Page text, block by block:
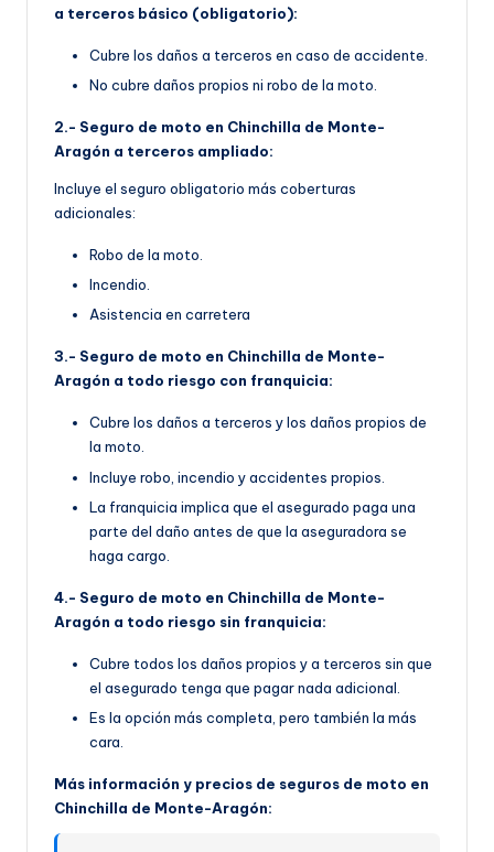
a terceros básico (obligatorio):
Cubre los daños a terceros en caso de accidente.
No cubre daños propios ni robo de la moto.
2.- Seguro de moto en Chinchilla de Monte-
Aragón a terceros ampliado:
Incluye el seguro obligatorio más coberturas
adicionales:
Robo de la moto.
Incendio.
Asistencia en carretera
3.- Seguro de moto en Chinchilla de Monte-
Aragón a todo riesgo con franquicia:
Cubre los daños a terceros y los daños propios de
la moto.
Incluye robo, incendio y accidentes propios.
La franquicia implica que el asegurado paga una
parte del daño antes de que la aseguradora se
haga cargo.
4.- Seguro de moto en Chinchilla de Monte-
Aragón a todo riesgo sin franquicia:
Cubre todos los daños propios y a terceros sin que
el asegurado tenga que pagar nada adicional.
Es la opción más completa, pero también la más
cara.
Más información y precios de seguros de moto en
Chinchilla de Monte-Aragón: